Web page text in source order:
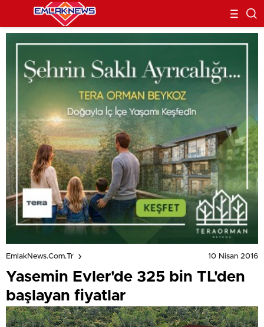
EmlakNews.com.tr 10 Nisan 2016
Yasemin Evler'de 325 bin TL'den
başlayan fiyatlar